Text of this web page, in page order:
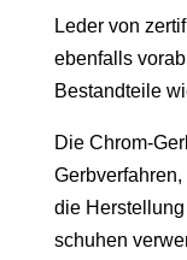
Leder von
ebenfalls
Bestandteile
Die Chrom-
die
schuhen